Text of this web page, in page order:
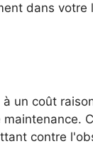
dans votre
un coût
contre